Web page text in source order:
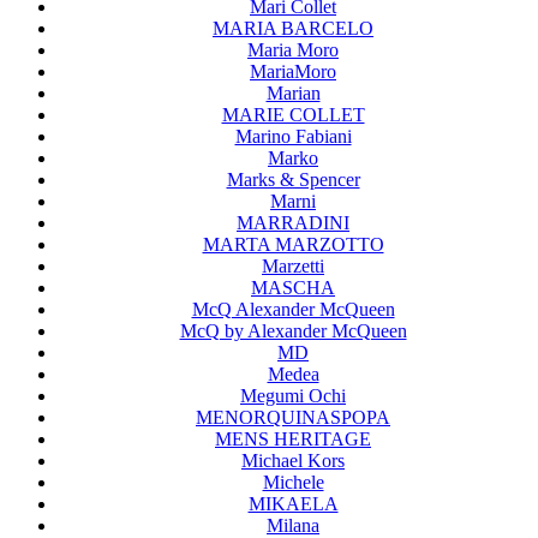
Mari Collet
MARIA BARCELO
Maria Moro
MariaMoro
Marian
MARIE COLLET
Marino Fabiani
Marko
Marks & Spencer
Marni
MARRADINI
MARTA MARZOTTO
Marzetti
MASCHA
McQ Alexander McQueen
McQ by Alexander McQueen
MD
Medea
Megumi Ochi
MENORQUINASPOPA
MENS HERITAGE
Michael Kors
Michele
MIKAELA
Milana